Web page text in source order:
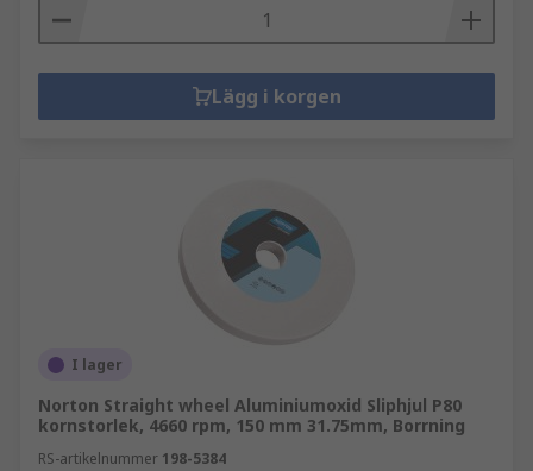
Lägg i korgen
I lager
Norton Straight wheel Aluminiumoxid Sliphjul P80
kornstorlek, 4660 rpm, 150 mm 31.75mm, Borrning
RS-artikelnummer 198-5384